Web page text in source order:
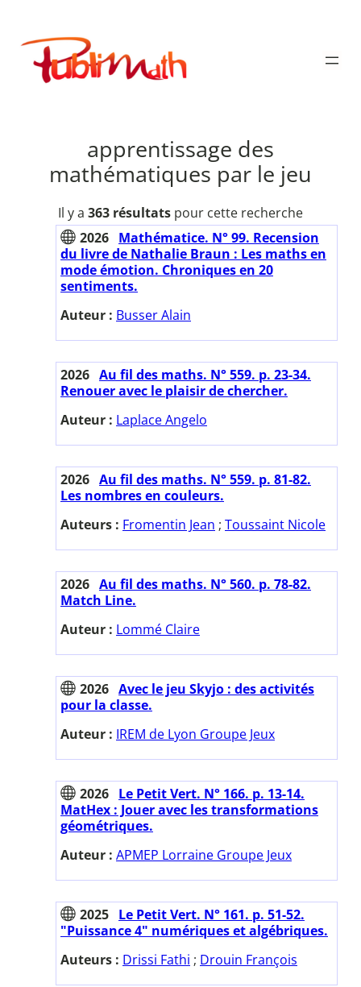
contenu
Publimath
apprentissage des
mathématiques par le jeu
Il y a 363 résultats pour cette recherche
2026 Mathématice. N° 99. Recension
du livre de Nathalie Braun : Les maths en
mode émotion. Chroniques en 20
sentiments.
Auteur : Busser Alain
2026 Au fil des maths. N° 559. p. 23-34.
Renouer avec le plaisir de chercher.
Auteur : Laplace Angelo
2026 Au fil des maths. N° 559. p. 81-82.
Les nombres en couleurs.
Auteurs : Fromentin Jean ; Toussaint Nicole
2026 Au fil des maths. N° 560. p. 78-82.
Match Line.
Auteur : Lommé Claire
2026 Avec le jeu Skyjo : des activités
pour la classe.
Auteur : IREM de Lyon Groupe Jeux
2026 Le Petit Vert. N° 166. p. 13-14.
MatHex : Jouer avec les transformations
géométriques.
Auteur : APMEP Lorraine Groupe Jeux
2025 Le Petit Vert. N° 161. p. 51-52.
"Puissance 4" numériques et algébriques.
Auteurs : Drissi Fathi ; Drouin François